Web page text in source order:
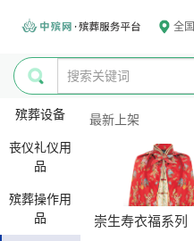
全国
殡葬设备
丧仪礼仪用
品
殡葬操作用
品
最新上架
崇生寿衣福系列